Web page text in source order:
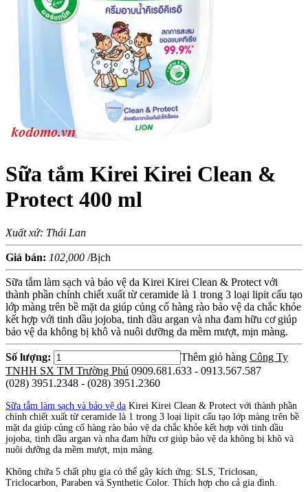
Sữa tắm Kirei Kirei Clean &
Protect 400 ml
Xuất xứ: Thái Lan
Giá bán: 102,000 /Bịch
Sữa tắm làm sạch và bảo vệ da Kirei Kirei Clean & Protect với
thành phần chính chiết xuất từ ceramide là 1 trong 3 loại lipit cấu tạo
lớp màng trên bề mặt da giúp củng cố hàng rào bảo vệ da chắc khỏe
kết hợp với tinh dầu jojoba, tinh dầu argan và nha đam hữu cơ giúp
bảo vệ da không bị khô và nuôi dưỡng da mềm mượt, mịn màng.
Số lượng: Thêm giỏ hàng Công Ty
TNHH SX TM Trường Phú 0909.681.633 - 0913.567.587
(028) 3951.2348 - (028) 3951.2360
Sữa tắm làm sạch và bảo vệ da Kirei Kirei Clean & Protect với thành phần
chính chiết xuất từ ceramide là 1 trong 3 loại lipit cấu tạo lớp màng trên bề
mặt da giúp củng cố hàng rào bảo vệ da chắc khỏe kết hợp với tinh dầu
jojoba, tinh dầu argan và nha đam hữu cơ giúp bảo vệ da không bị khô và
nuôi dưỡng da mềm mượt, mịn màng.
Không chứa 5 chất phụ gia có thể gây kích ứng: SLS, Triclosan,
Triclocarbon, Paraben và Synthetic Color. Thích hợp cho cả gia đình.